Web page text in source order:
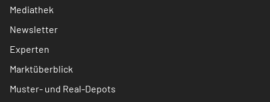
Mediathek
Newsletter
Experten
Marktüberblick
Muster- und Real-Depots